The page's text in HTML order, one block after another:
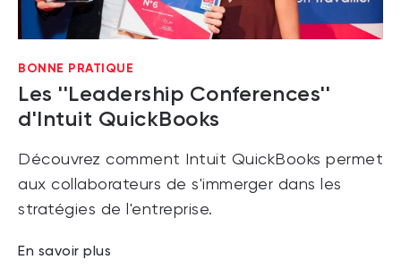
BONNE PRATIQUE
Les ''Leadership Conferences''
d'Intuit QuickBooks
Découvrez comment Intuit QuickBooks permet
aux collaborateurs de s'immerger dans les
stratégies de l'entreprise.
En savoir plus